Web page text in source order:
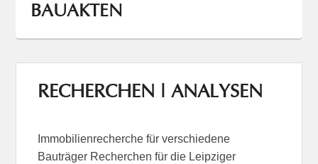
BAUAKTEN
RECHERCHEN | ANALYSEN
Immobilienrecherche für verschiedene
Bauträger Recherchen für die Leipziger